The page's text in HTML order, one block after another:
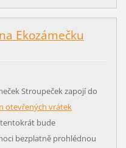
Ekozámečku
Stroupeček zapojí do
otevřených vrátek
tentokrát bude
bezplatně prohlédnou